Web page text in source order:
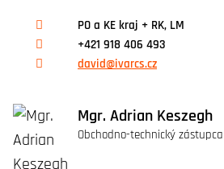
PO a KE kraj + RK, LM
+421 918 406 493
david@ivarcs.cz
Mgr. Adrian Keszegh
Obchodno-technický zástupca